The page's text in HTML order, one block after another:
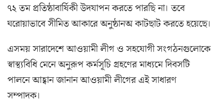
৭২ তম প্রতিষ্ঠাবার্ষিকী উদযাপন করতে পারছি না। তবে
ঘরোয়াভাবে সীমিত আকারে অনুষ্ঠানঅ কাটছাট করতে হয়েছে।
এসময় সারাদেশে আওয়ামী লীগ ও সহযোগী সংগঠনগুলোকে
স্বাস্থ্যবিধি মেনে অনুরূপ কর্মসূচি গ্রহণের মাধ্যমে দিবসটি
পালনে আহ্বান জানান আওয়ামী লীগের এই সাধারণ
সম্পাদক।